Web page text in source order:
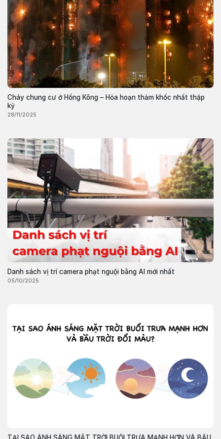
Cháy chung cư ở Hồng Kông – Hỏa hoạn thảm khốc nhất thập
kỷ
28/11/2025
Danh sách vị trí camera phạt nguội bằng AI mới nhất
05/10/2025